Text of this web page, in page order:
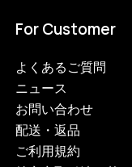
For Customer
よくあるご質問
ニュース
お問い合わせ
配送・返品
ご利用規約